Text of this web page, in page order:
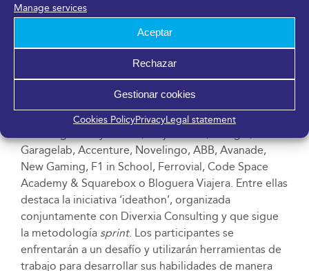
Manage services
Aceptar
Rechazar
Gestionar cookies
Cookies PolicyPrivacyLegal statement
forma lúdica con propuestas como una discoteca
silenciosa, una plataforma de video 360º o un
fotomatón, entre otras.
Junto a ello, durante las dos jornadas se estarán
desarrollando una treintena de talleres y actividades
de la mano de otras empresas y entidades
colaboradoras como TeamLabs, la Cátedra Mujer y
Garagelab, Accenture, Novelingo, ABB, Avanade,
New Gaming, F1 in School, Ferrovial, Code Space
Academy & Squarebox o Bloguera Viajera. Entre ellas
destaca la iniciativa ‘ideathon’, organizada
conjuntamente con Diverxia Consulting y que sigue
la metodología sprint. Los participantes se
enfrentarán a un desafío y utilizarán herramientas de
trabajo para desarrollar sus habilidades de manera